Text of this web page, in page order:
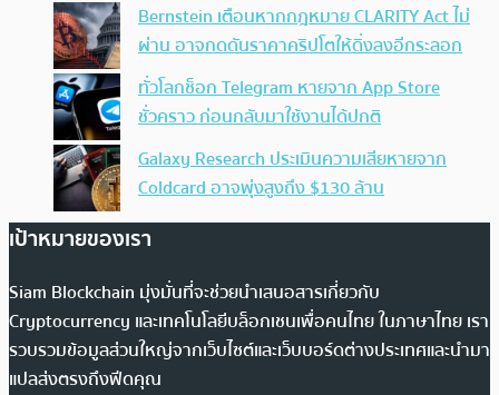
Bernstein เตือนหากกฎหมาย CLARITY Act ไม่
ผ่าน อาจกดดันราคาคริปโตให้ดิ่งลงอีกระลอก
ทั่วโลกช็อก Telegram หายจาก App Store
ชั่วคราว ก่อนกลับมาใช้งานได้ปกติ
Galaxy Research ประเมินความเสียหายจาก
Coldcard อาจพุ่งสูงถึง $130 ล้าน
เป้าหมายของเรา
Siam Blockchain มุ่งมั่นที่จะช่วยนำเสนอสารเกี่ยวกับ
Cryptocurrency และเทคโนโลยีบล็อกเชนเพื่อคนไทย ในภาษาไทย เรา
รวบรวมข้อมูลส่วนใหญ่จากเว็บไซต์และเว็บบอร์ดต่างประเทศและนำมา
แปลส่งตรงถึงฟีดคุณ